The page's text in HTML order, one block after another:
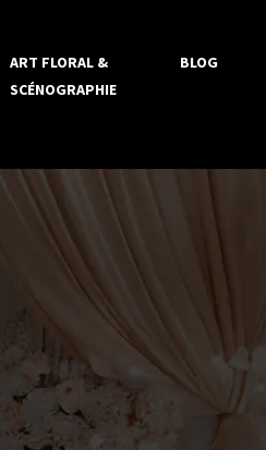
ART FLORAL &
SCÉNOGRAPHIE
BLOG